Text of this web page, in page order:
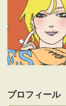
プロフィール